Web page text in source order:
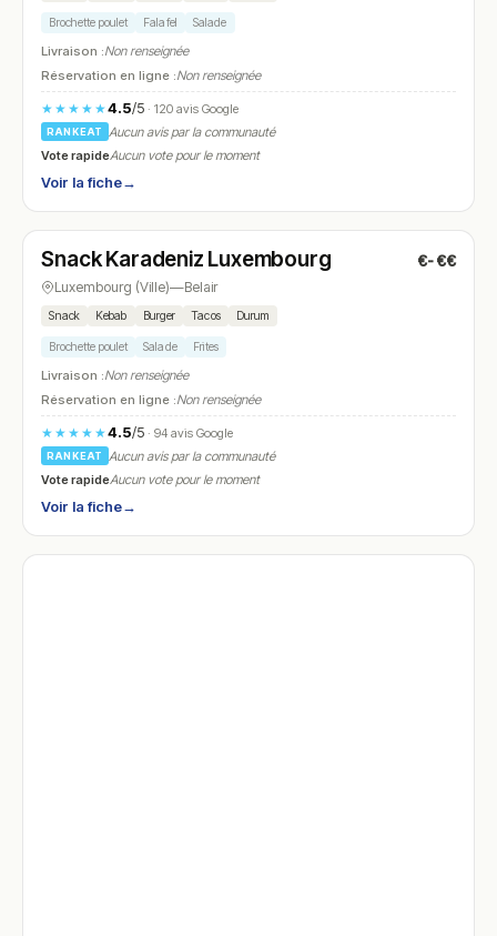
Brochette poulet Falafel Salade
Livraison :Non renseignée
Réservation en ligne :Non renseignée
★★★★★4.5/5· 120 avis Google
RANKEAT
Aucun avis par la communauté
Vote rapideAucun vote pour le moment
Voir la fiche→
N° 28
Snack Karadeniz Luxembourg €-€€
Luxembourg (Ville)—Belair
Snack Kebab Burger Tacos Durum
Brochette poulet Salade Frites
Livraison :Non renseignée
Réservation en ligne :Non renseignée
★★★★★4.5/5· 94 avis Google
RANKEAT
Aucun avis par la communauté
Vote rapideAucun vote pour le moment
Voir la fiche→